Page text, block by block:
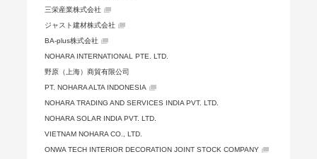
三栄産業株式会社
ジャスト建材株式会社
BA-plus株式会社
NOHARA INTERNATIONAL PTE. LTD.
野原（上海）商貿有限公司
PT. NOHARA ALTA INDONESIA
NOHARA TRADING AND SERVICES INDIA PVT. LTD.
NOHARA SOLAR INDIA PVT. LTD.
VIETNAM NOHARA CO., LTD.
ONWA TECH INTERIOR DECORATION JOINT STOCK COMPANY